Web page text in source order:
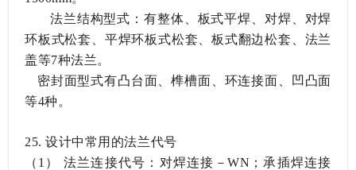
法兰结构型式：有整体、板式平焊、对焊、对焊
环板式松套、平焊环板式松套、板式翻边松套、法兰
盖等7种法兰。
密封面型式有凸台面、榫槽面、环连接面、凹凸面
等4种。
25.设计中常用的法兰代号
（1） 法兰连接代号：对焊连接－WN；承插焊连接